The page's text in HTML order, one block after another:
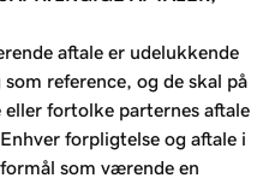
aftale er udelukkende
reference, og de skal på
fortolke parternes aftale
forpligtelse og aftale i
som værende en